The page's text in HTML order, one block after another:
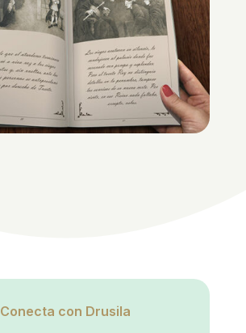
Conecta con Drusila